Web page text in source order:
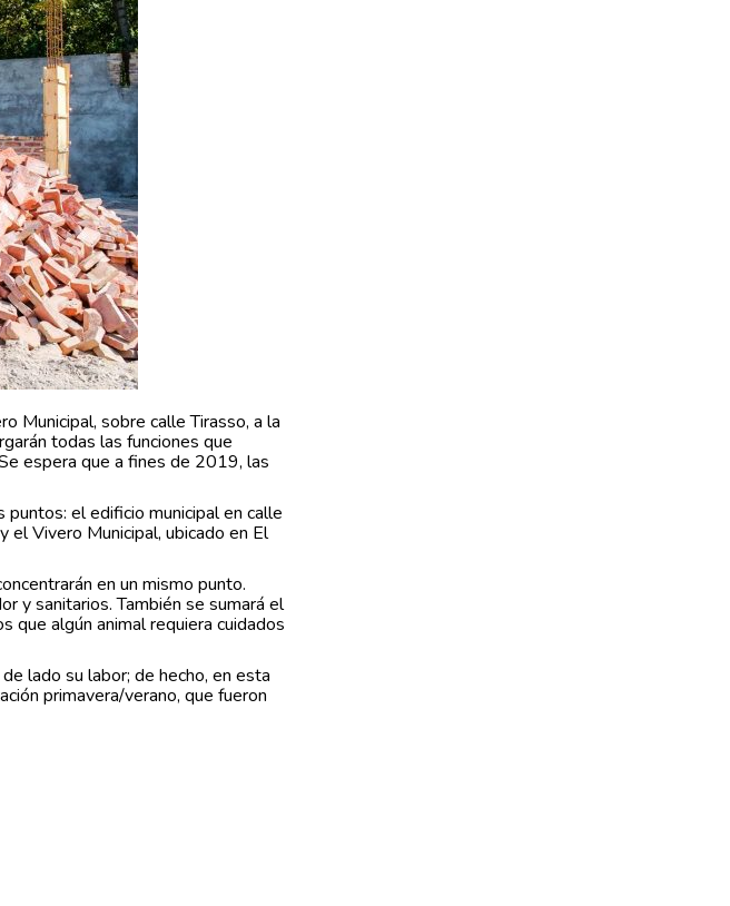
Municipal, sobre calle Tirasso, a la
todas las funciones que
espera que a fines de 2019, las
el edificio municipal en calle
Vivero Municipal, ubicado en El
en un mismo punto.
y sanitarios. También se sumará el
que algún animal requiera cuidados
lado su labor; de hecho, en esta
primavera/verano, que fueron